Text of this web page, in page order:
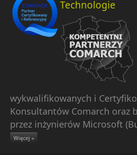
Technologie
wykwalifikowanych i
Konsultantów Comarch oraz
przez inżynierów Microsoft
Więcej »